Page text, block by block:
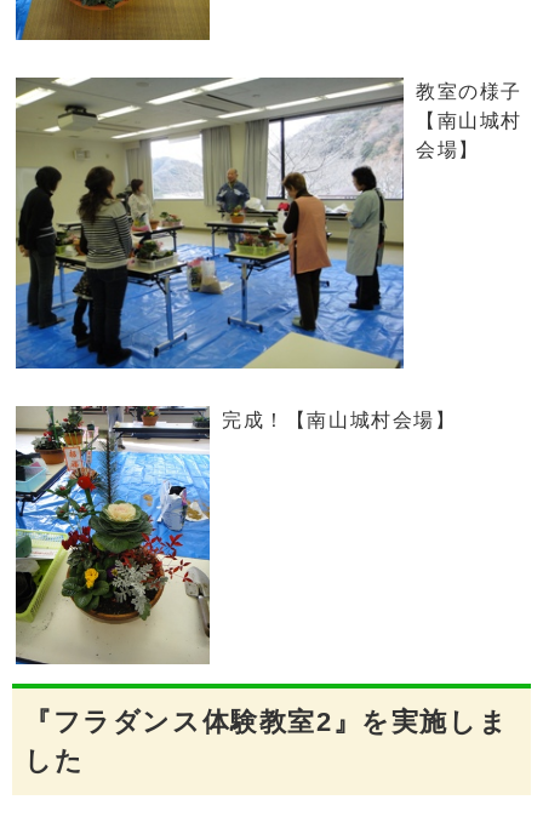
教室の様子
【南山城村
会場】
完成！【南山城村会場】
『フラダンス体験教室2』を実施しま
した